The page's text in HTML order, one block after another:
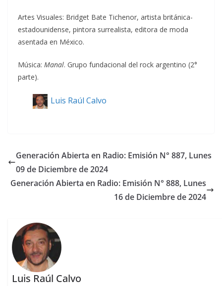
Artes Visuales: Bridget Bate Tichenor, artista británica-
estadounidense, pintora surrealista, editora de moda
asentada en México.
Música: Manal. Grupo fundacional del rock argentino (2°
parte).
Luis Raúl Calvo
Generación Abierta en Radio: Emisión N° 887, Lunes
09 de Diciembre de 2024
Generación Abierta en Radio: Emisión N° 888, Lunes
16 de Diciembre de 2024
Luis Raúl Calvo